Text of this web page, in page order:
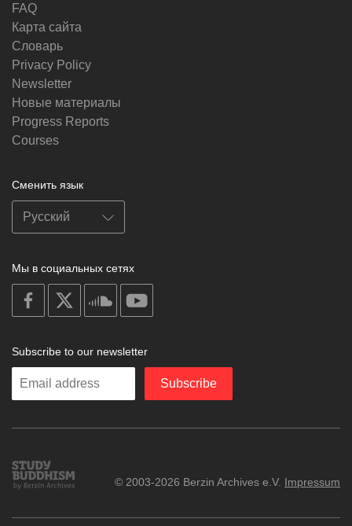
FAQ
Карта сайта
Словарь
Privacy Policy
Newsletter
Новые материалы
Progress Reports
Courses
Сменить язык
Мы в социальных сетях
on
facebook
soundcloud
Subscribe to our newsletter
Enter
Subscribe
Study
Buddhism
© 2003-2026 Berzin Archives e.V. Impressum